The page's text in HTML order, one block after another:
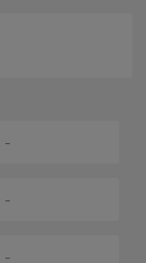
-
-
-